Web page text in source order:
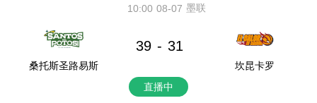
08-07
10:00 墨联
桑托斯圣路易斯
39 - 31
坎昆卡罗
直播中